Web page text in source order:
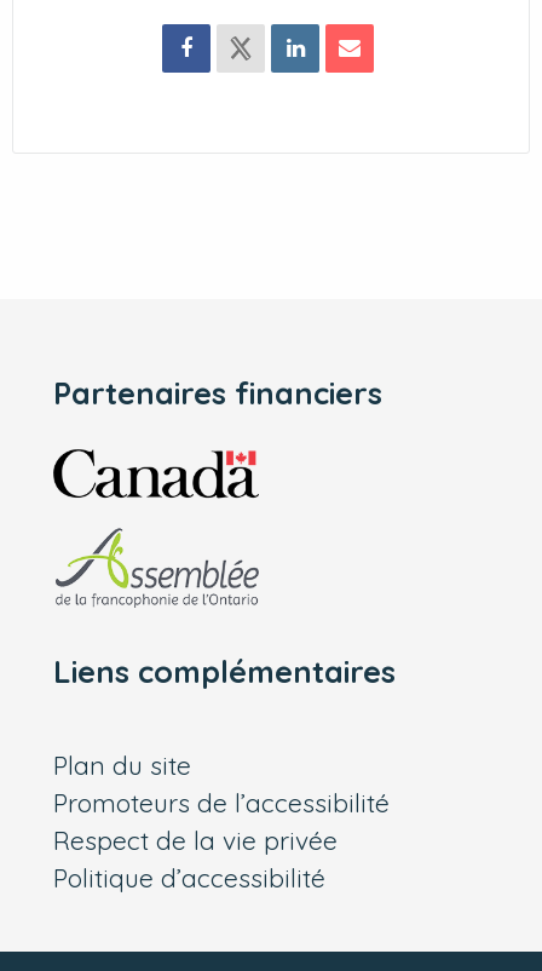
Partenaires financiers
Liens complémentaires
Plan du site
Promoteurs de l’accessibilité
Respect de la vie privée
Politique d’accessibilité